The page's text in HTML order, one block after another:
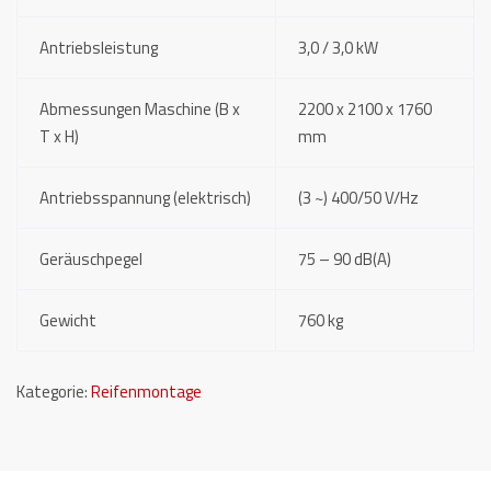
Antriebsleistung 3,0 / 3,0 kW
Abmessungen Maschine (B x
T x H)
2200 x 2100 x 1760
mm
Antriebsspannung (elektrisch) (3 ~) 400/50 V/Hz
Geräuschpegel 75 – 90 dB(A)
Gewicht 760 kg
Kategorie:Reifenmontage